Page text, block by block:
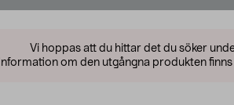
Vi hoppas att du hittar det du söker
Information om den utgångna produkten